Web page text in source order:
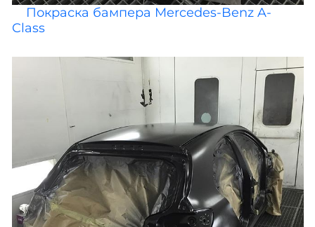
Покраска бампера Mercedes-Benz A-
Class